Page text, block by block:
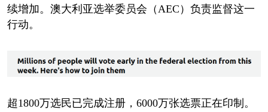
续增加。澳大利亚选举委员会（AEC）负责监督这一
行动。
超1800万选民已完成注册，6000万张选票正在印制。